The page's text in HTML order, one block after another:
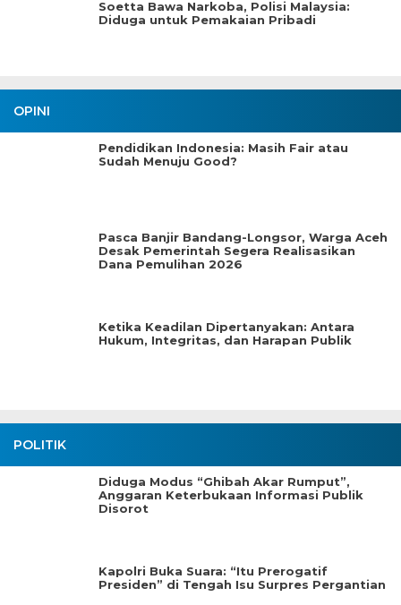
Soetta Bawa Narkoba, Polisi Malaysia:
Diduga untuk Pemakaian Pribadi
OPINI
Pendidikan Indonesia: Masih Fair atau
Sudah Menuju Good?
Pasca Banjir Bandang-Longsor, Warga Aceh
Desak Pemerintah Segera Realisasikan
Dana Pemulihan 2026
Ketika Keadilan Dipertanyakan: Antara
Hukum, Integritas, dan Harapan Publik
POLITIK
Diduga Modus “Ghibah Akar Rumput”,
Anggaran Keterbukaan Informasi Publik
Disorot
Kapolri Buka Suara: “Itu Prerogatif
Presiden” di Tengah Isu Surpres Pergantian